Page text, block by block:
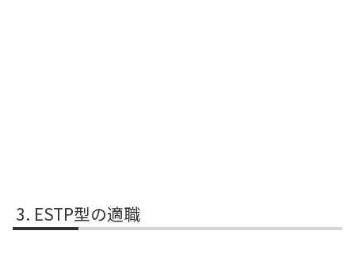
ESTP型の適職